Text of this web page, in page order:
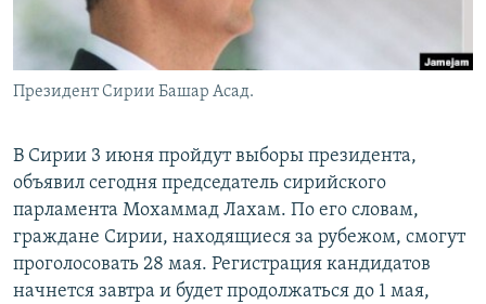
Президент Сирии Башар Асад.
В Сирии 3 июня пройдут выборы президента,
объявил сегодня председатель сирийского
парламента Мохаммад Лахам. По его словам,
граждане Сирии, находящиеся за рубежом, смогут
проголосовать 28 мая. Регистрация кандидатов
начнется завтра и будет продолжаться до 1 мая,